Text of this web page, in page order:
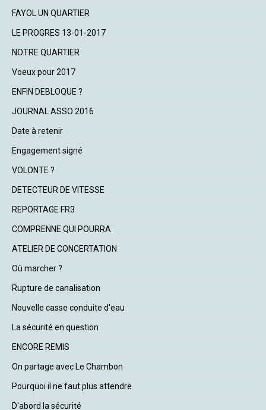
FAYOL UN QUARTIER
LE PROGRES 13-01-2017
NOTRE QUARTIER
Voeux pour 2017
ENFIN DEBLOQUE ?
JOURNAL ASSO 2016
Date à retenir
Engagement signé
VOLONTE ?
DETECTEUR DE VITESSE
REPORTAGE FR3
COMPRENNE QUI POURRA
ATELIER DE CONCERTATION
Où marcher ?
Rupture de canalisation
Nouvelle casse conduite d'eau
La sécurité en question
ENCORE REMIS
On partage avec Le Chambon
Pourquoi il ne faut plus attendre
D'abord la sécurité